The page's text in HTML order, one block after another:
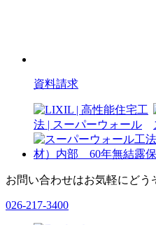
資料請求
お問い合わせはお気軽にどう
026-217-3400